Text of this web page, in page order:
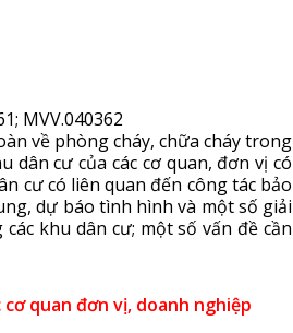
MVV.040362
về phòng cháy, chữa cháy trong
dân cư của các cơ quan, đơn vị có
cư có liên quan đến công tác bảo
dự báo tình hình và một số giải
khu dân cư; một số vấn đề cần
quan đơn vị, doanh nghiệp